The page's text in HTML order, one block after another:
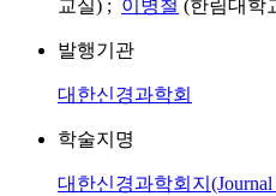
교실) ; 이병철 (한림대학
발행기관
대한신경과학회
학술지명
대한신경과학회지(Journal